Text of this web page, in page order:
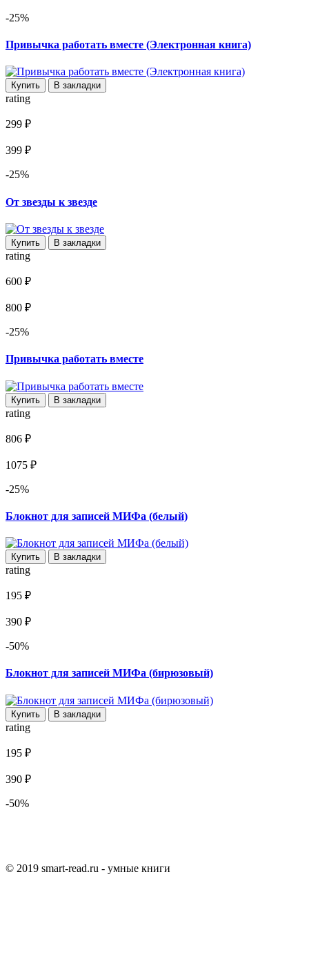
-25%
Привычка работать вместе (Электронная книга)
Купить В закладки
rating
299 ₽
399 ₽
-25%
От звезды к звезде
Купить В закладки
rating
600 ₽
800 ₽
-25%
Привычка работать вместе
Купить В закладки
rating
806 ₽
1075 ₽
-25%
Блокнот для записей МИФа (белый)
Купить В закладки
rating
195 ₽
390 ₽
-50%
Блокнот для записей МИФа (бирюзовый)
Купить В закладки
rating
195 ₽
390 ₽
-50%
© 2019 smart-read.ru - умные книги